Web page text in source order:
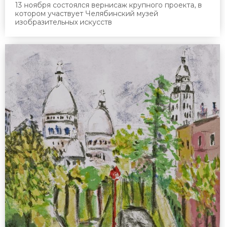
13 ноября состоялся вернисаж крупного проекта, в
котором участвует Челябинский музей
изобразительных искусств